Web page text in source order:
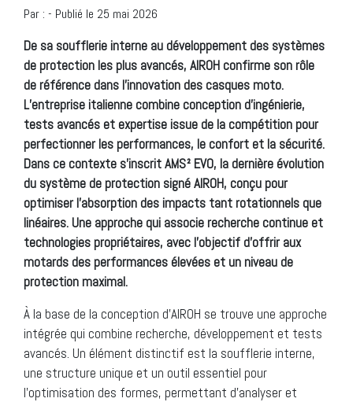
Par : - Publié le 25 mai 2026
De sa soufflerie interne au développement des systèmes
de protection les plus avancés, AIROH confirme son rôle
de référence dans l’innovation des casques moto.
L’entreprise italienne combine conception d’ingénierie,
tests avancés et expertise issue de la compétition pour
perfectionner les performances, le confort et la sécurité.
Dans ce contexte s’inscrit AMS² EVO, la dernière évolution
du système de protection signé AIROH, conçu pour
optimiser l’absorption des impacts tant rotationnels que
linéaires. Une approche qui associe recherche continue et
technologies propriétaires, avec l’objectif d’offrir aux
motards des performances élevées et un niveau de
protection maximal.
À la base de la conception d’AIROH se trouve une approche
intégrée qui combine recherche, développement et tests
avancés. Un élément distinctif est la soufflerie interne,
une structure unique et un outil essentiel pour
l’optimisation des formes, permettant d’analyser et